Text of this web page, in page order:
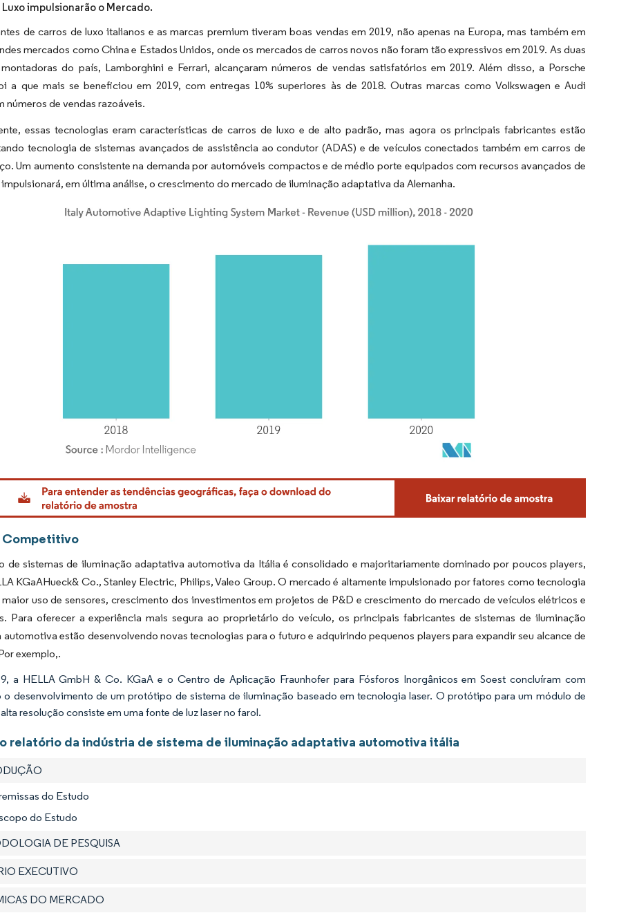
impulsionarão o Mercado.
de carros de luxo italianos e as marcas premium tiveram boas vendas em 2019, não apenas na Europa, mas também em
mercados como China e Estados Unidos, onde os mercados de carros novos não foram tão expressivos em 2019. As duas
do país, Lamborghini e Ferrari, alcançaram números de vendas satisfatórios em 2019. Além disso, a Porsche
a que mais se beneficiou em 2019, com entregas 10% superiores às de 2018. Outras marcas como Volkswagen e Audi
números de vendas razoáveis.
essas tecnologias eram características de carros de luxo e de alto padrão, mas agora os principais fabricantes estão
tecnologia de sistemas avançados de assistência ao condutor (ADAS) e de veículos conectados também em carros de
Um aumento consistente na demanda por automóveis compactos e de médio porte equipados com recursos avançados de
em última análise, o crescimento do mercado de iluminação adaptativa da Alemanha.
Intelligence. O reuso requer atribuição conforme CC BY 4.0.
Competitivo
de sistemas de iluminação adaptativa automotiva da Itália é consolidado e majoritariamente dominado por poucos players,
KGaAHueck& Co., Stanley Electric, Philips, Valeo Group. O mercado é altamente impulsionado por fatores como tecnologia
uso de sensores, crescimento dos investimentos em projetos de P&D e crescimento do mercado de veículos elétricos e
Para oferecer a experiência mais segura ao proprietário do veículo, os principais fabricantes de sistemas de iluminação
estão desenvolvendo novas tecnologias para o futuro e adquirindo pequenos players para expandir seu alcance de
exemplo,.
a HELLA GmbH & Co. KGaA e o Centro de Aplicação Fraunhofer para Fósforos Inorgânicos em Soest concluíram com
o desenvolvimento de um protótipo de sistema de iluminação baseado em tecnologia laser. O protótipo para um módulo de
resolução consiste em uma fonte de luz laser no farol.
relatório da indústria de sistema de iluminação adaptativa automotiva itália
do Estudo
do Estudo
DE PESQUISA
EXECUTIVO
DO MERCADO